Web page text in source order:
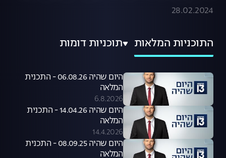
28.02.2024
התוכניות המלאות תוכניות דומות
היום שהיה 06.08.26 - התכנית
המלאה
6.8.2026
היום שהיה 14.04.26 - התכנית
המלאה
14.4.2026
היום שהיה 08.09.25 - התכנית
המלאה